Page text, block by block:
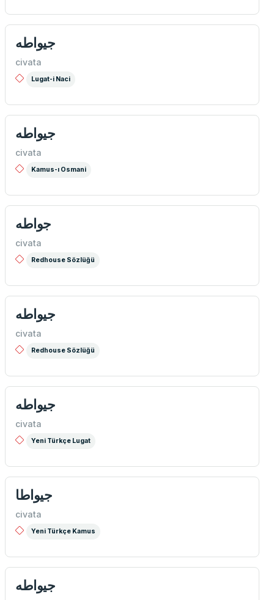
جيواطه
civata
Lugat-i Naci
جيواطه
civata
Kamus-ı Osmani
جواطه
civata
Redhouse Sözlüğü
جيواطه
civata
Redhouse Sözlüğü
جيواطه
civata
Yeni Türkçe Lugat
جيواطا
civata
Yeni Türkçe Kamus
جيواطه